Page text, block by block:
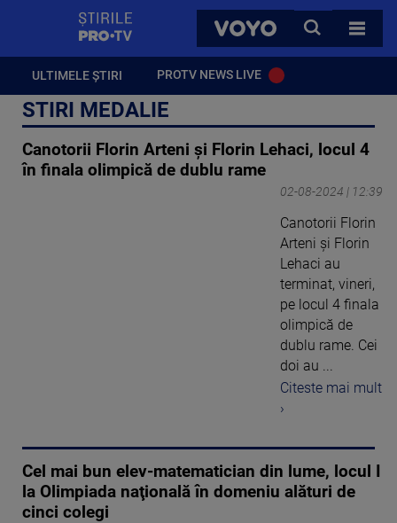
VOYO
CAUTA
TOATE
ULTIMELE ȘTIRI PROTV NEWS LIVE
STIRI MEDALIE
Canotorii Florin Arteni și Florin Lehaci, locul 4
în finala olimpică de dublu rame
02-08-2024 | 12:39
Canotorii Florin
Arteni și Florin
Lehaci au
terminat, vineri,
pe locul 4 finala
olimpică de
dublu rame. Cei
doi au ...
Citeste mai mult
›
Cel mai bun elev-matematician din lume, locul I
la Olimpiada naţională în domeniu alături de
cinci colegi